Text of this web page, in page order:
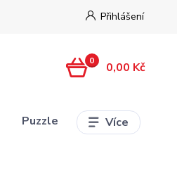
Přihlášení
0 0,00 Kč
Puzzle Více